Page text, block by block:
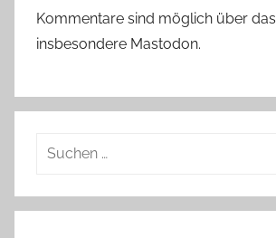
Kommentare sind möglich über
insbesondere Mastodon.
Suchen